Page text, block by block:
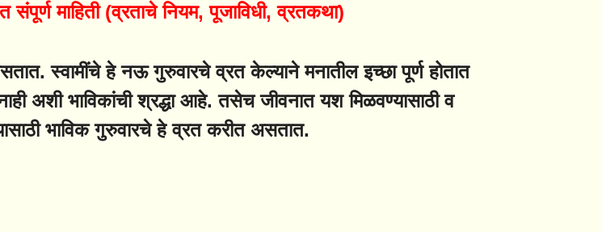
संपूर्ण माहिती (व्रताचे नियम, पूजाविधी, व्रतकथा)
स्वामींचे हे नऊ गुरुवारचे व्रत केल्याने मनातील इच्छा पूर्ण होतात
अशी भाविकांची श्रद्धा आहे. तसेच जीवनात यश मिळवण्यासाठी व
भाविक गुरुवारचे हे व्रत करीत असतात.